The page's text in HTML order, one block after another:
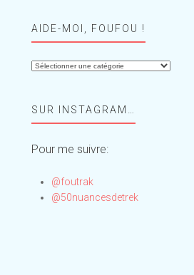
AIDE-MOI, FOUFOU !
Aide-
!SUR INSTAGRAM…
Pour me suivre:
@foutrak
@50nuancesdetrek